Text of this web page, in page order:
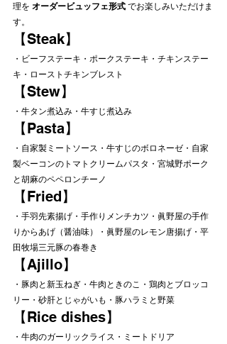
理を オーダービュッフェ形式 でお楽しみいただけま
す。
【Steak】
・ビーフステーキ・ポークステーキ・チキンステー
キ・ローストチキンブレスト
【Stew】
・牛タン煮込み・牛すじ煮込み
【Pasta】
・自家製ミートソース・牛すじのボロネーゼ・自家
製ベーコンのトマトクリームパスタ・宮城野ポーク
と胡麻のペペロンチーノ
【Fried】
・手羽先素揚げ・手作りメンチカツ・眞野屋の手作
りからあげ（醤油味）・眞野屋のレモン唐揚げ・平
田牧場三元豚の春巻き
【Ajillo】
・豚肉と新玉ねぎ・牛肉ときのこ・鶏肉とブロッコ
リー・砂肝とじゃがいも・豚ハラミと野菜
【Rice dishes】
・牛肉のガーリックライス・ミートドリア